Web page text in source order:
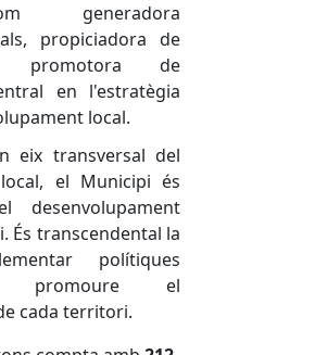
generadora
propiciadora de
promotora de
en l'estratègia
local.
eix transversal del
el Municipi és
desenvolupament
És transcendental la
polítiques
promoure el
cada territori.